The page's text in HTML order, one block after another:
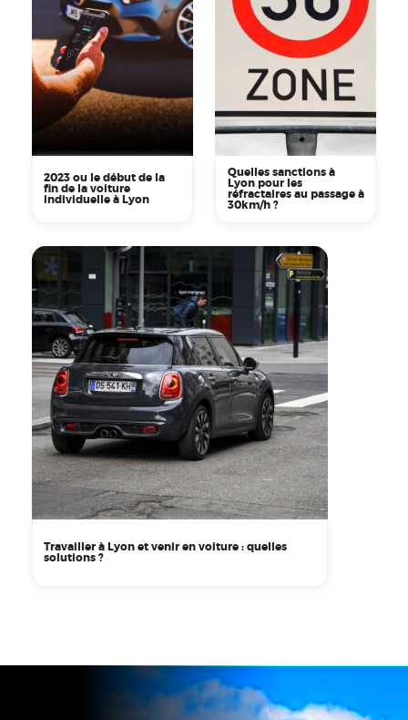
2023 ou le début de la
fin de la voiture
individuelle à Lyon
Quelles sanctions à
Lyon pour les
réfractaires au passage à
30km/h ?
Travailler à Lyon et venir en voiture : quelles
solutions ?